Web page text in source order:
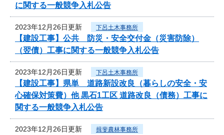
に関する一般競争入札公告
2023年12月26日更新 下呂土木事務所
【建設工事】公共 防災・安全交付金（災害防除）
（翌債）工事に関する一般競争入札公告
2023年12月26日更新 下呂土木事務所
【建設工事】県単 道路新設改良（暮らしの安全・安
心確保対策費）他 黒石1工区 道路改良（債務）工事に
関する一般競争入札公告
2023年12月26日更新 揖斐農林事務所